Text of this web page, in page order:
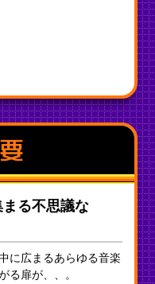
る不思議な
に広まるあらゆる⾳楽
る扉が、、。